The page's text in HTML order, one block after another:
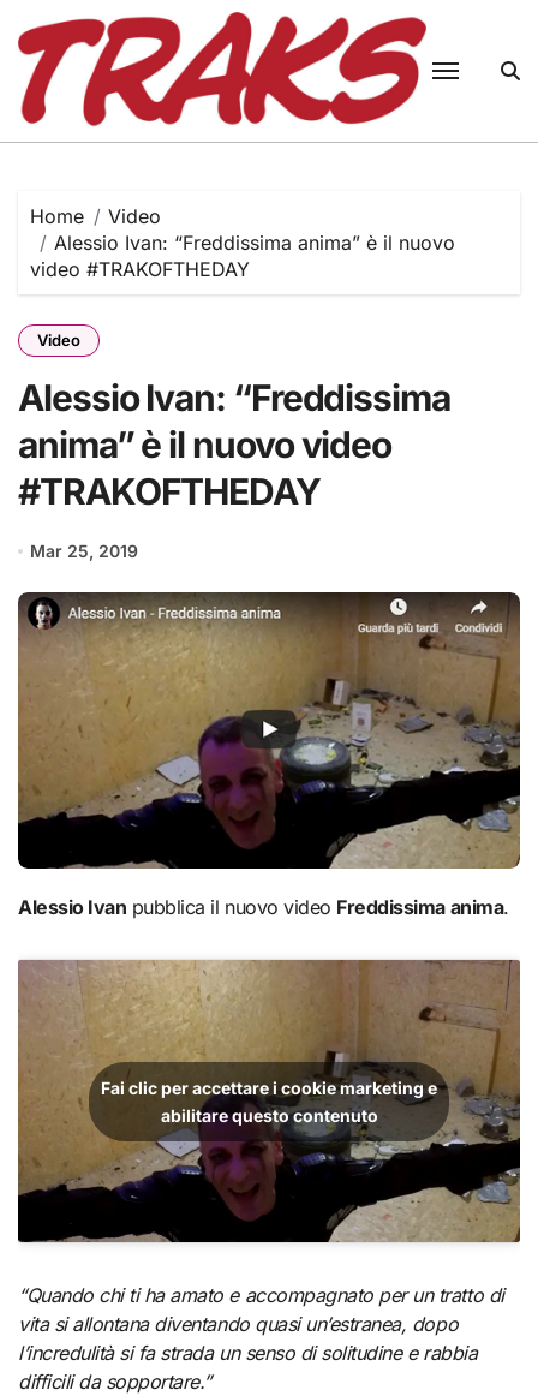
content
Home
Video
Alessio Ivan: “Freddissima anima” è il nuovo
video #TRAKOFTHEDAY
Video
Alessio Ivan: “Freddissima
anima” è il nuovo video
#TRAKOFTHEDAY
Mar 25, 2019
Alessio Ivan pubblica il nuovo video Freddissima anima.
Fai clic per accettare i cookie marketing e
abilitare questo contenuto
“Quando chi ti ha amato e accompagnato per un tratto di
vita si allontana diventando quasi un’estranea, dopo
l’incredulità si fa strada un senso di solitudine e rabbia
difficili da sopportare.”